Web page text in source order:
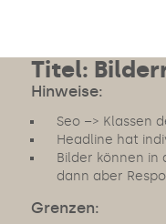
Titel:
Hinweise:
Seo –> Klassen
Headline hat
Bilder können in
dann aber
Grenzen: